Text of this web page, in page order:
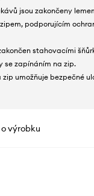
jsou zakončeny
podporujícím
stahovacími
se zapínáním na zip.
zip umožňuje bezpečné
výrobku